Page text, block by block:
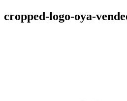
cropped-logo-oya-